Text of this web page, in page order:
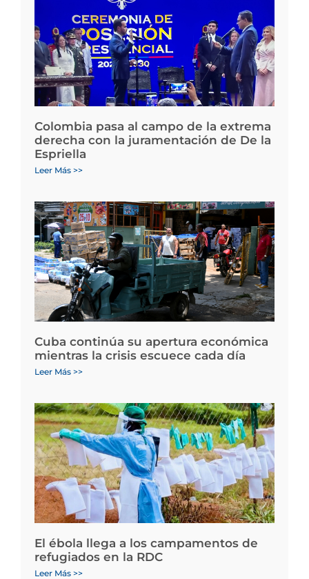
Colombia pasa al campo de la extrema
derecha con la juramentación de De la
Espriella
Leer Más >>
Cuba continúa su apertura económica
mientras la crisis escuece cada día
Leer Más >>
El ébola llega a los campamentos de
refugiados en la RDC
Leer Más >>